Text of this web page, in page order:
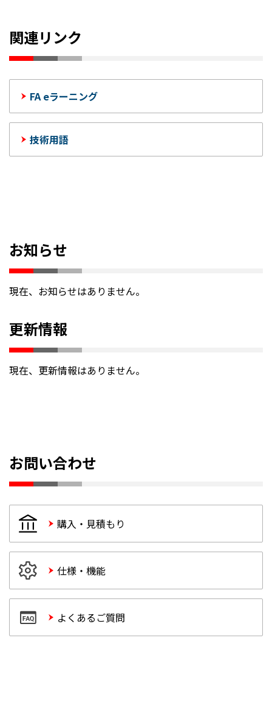
関連リンク
FA eラーニング
技術用語
お知らせ
現在、お知らせはありません。
更新情報
現在、更新情報はありません。
お問い合わせ
購入・見積もり
仕様・機能
よくあるご質問